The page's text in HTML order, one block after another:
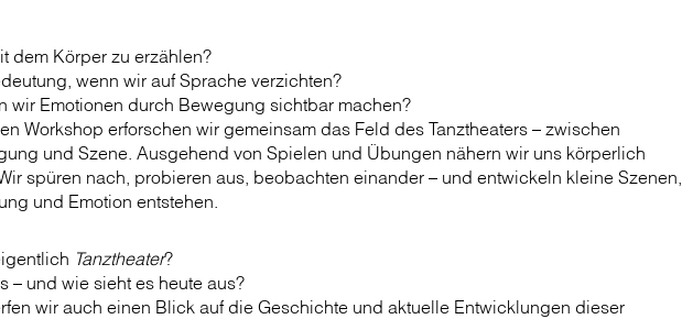
dem Körper zu erzählen?
wenn wir auf Sprache verzichten?
wir Emotionen durch Bewegung sichtbar machen?
Workshop erforschen wir gemeinsam das Feld des Tanztheaters – zwischen
und Szene. Ausgehend von Spielen und Übungen nähern wir uns körperlich
spüren nach, probieren aus, beobachten einander – und entwickeln kleine Szenen,
und Emotion entstehen.
Tanztheater?
– und wie sieht es heute aus?
wir auch einen Blick auf die Geschichte und aktuelle Entwicklungen dieser